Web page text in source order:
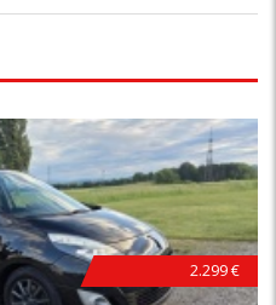
2.299 €